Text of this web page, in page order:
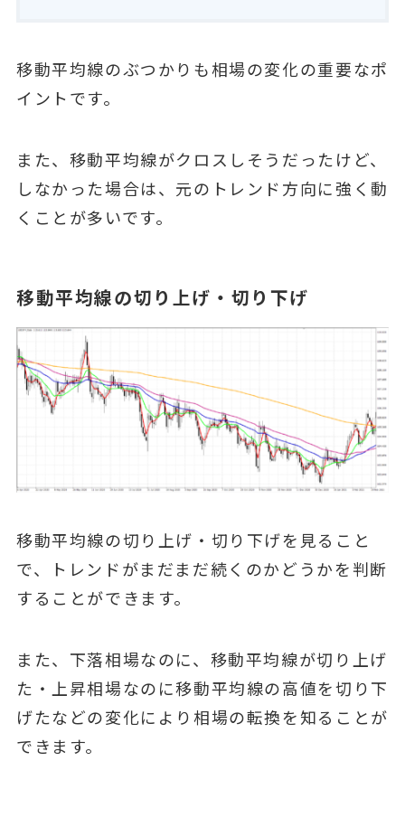
移動平均線のぶつかりも相場の変化の重要なポ
イントです。
また、移動平均線がクロスしそうだったけど、
しなかった場合は、元のトレンド方向に強く動
くことが多いです。
移動平均線の切り上げ・切り下げ
移動平均線の切り上げ・切り下げを見ること
で、トレンドがまだまだ続くのかどうかを判断
することができます。
また、下落相場なのに、移動平均線が切り上げ
た・上昇相場なのに移動平均線の高値を切り下
げたなどの変化により相場の転換を知ることが
できます。